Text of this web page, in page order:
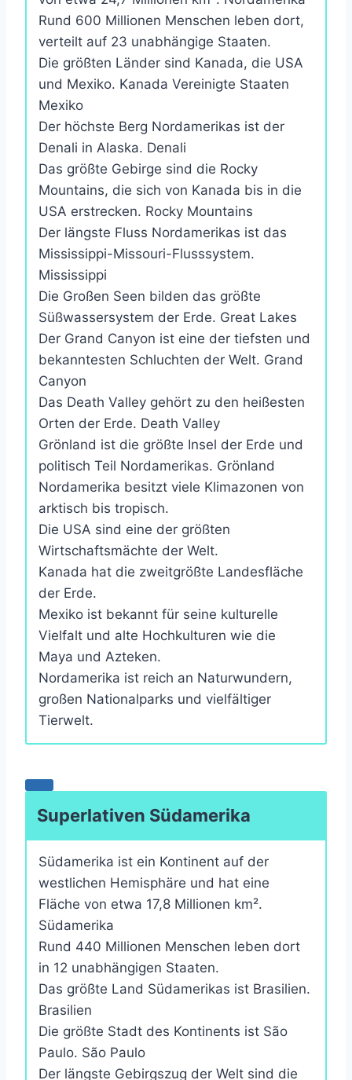
Rund 600 Millionen Menschen leben dort,
verteilt auf 23 unabhängige Staaten.
Die größten Länder sind Kanada, die USA
und Mexiko. Kanada Vereinigte Staaten
Mexiko
Der höchste Berg Nordamerikas ist der
Denali in Alaska. Denali
Das größte Gebirge sind die Rocky
Mountains, die sich von Kanada bis in die
USA erstrecken. Rocky Mountains
Der längste Fluss Nordamerikas ist das
Mississippi-Missouri-Flusssystem.
Mississippi
Die Großen Seen bilden das größte
Süßwassersystem der Erde. Great Lakes
Der Grand Canyon ist eine der tiefsten und
bekanntesten Schluchten der Welt. Grand
Canyon
Das Death Valley gehört zu den heißesten
Orten der Erde. Death Valley
Grönland ist die größte Insel der Erde und
politisch Teil Nordamerikas. Grönland
Nordamerika besitzt viele Klimazonen von
arktisch bis tropisch.
Die USA sind eine der größten
Wirtschaftsmächte der Welt.
Kanada hat die zweitgrößte Landesfläche
der Erde.
Mexiko ist bekannt für seine kulturelle
Vielfalt und alte Hochkulturen wie die
Maya und Azteken.
Nordamerika ist reich an Naturwundern,
großen Nationalparks und vielfältiger
Tierwelt.
Superlativen Südamerika
Südamerika ist ein Kontinent auf der
westlichen Hemisphäre und hat eine
Fläche von etwa 17,8 Millionen km².
Südamerika
Rund 440 Millionen Menschen leben dort
in 12 unabhängigen Staaten.
Das größte Land Südamerikas ist Brasilien.
Brasilien
Die größte Stadt des Kontinents ist São
Paulo. São Paulo
Der längste Gebirgszug der Welt sind die